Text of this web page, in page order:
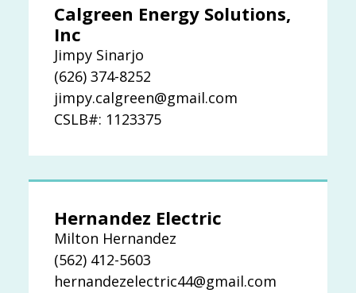
Calgreen Energy Solutions,
Inc
Jimpy Sinarjo
(626) 374-8252
jimpy.calgreen@gmail.com
CSLB#: 1123375
Hernandez Electric
Milton Hernandez
(562) 412-5603
hernandezelectric44@gmail.com